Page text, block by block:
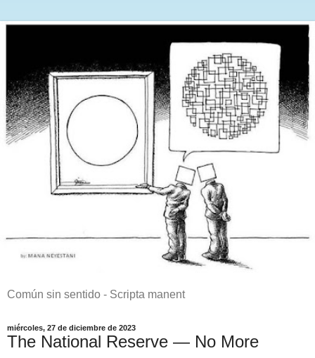
Común sin sentido - Scripta manent
miércoles, 27 de diciembre de 2023
The National Reserve — No More